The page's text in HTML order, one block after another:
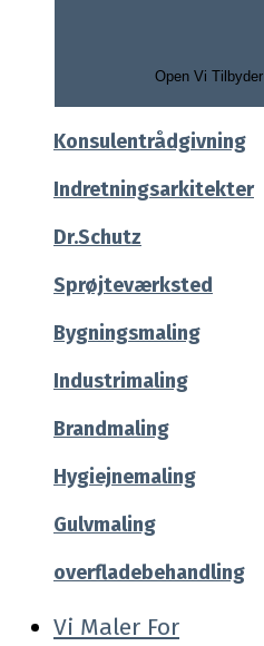
Open Vi Tilbyder
Konsulentrådgivning
Indretningsarkitekter
Dr.Schutz
Sprøjteværksted
Bygningsmaling
Industrimaling
Brandmaling
Hygiejnemaling
Gulvmaling
overfladebehandling
Vi Maler For